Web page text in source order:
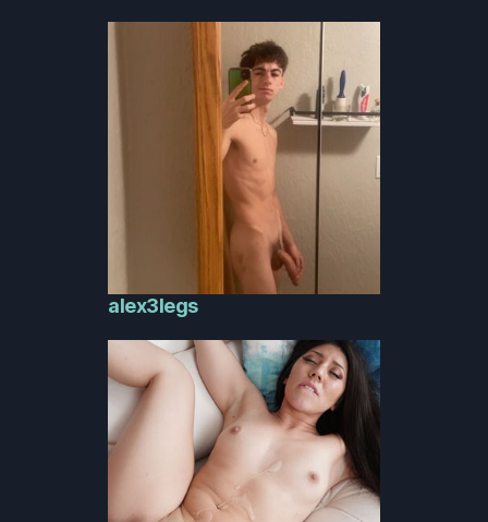
alex3legs